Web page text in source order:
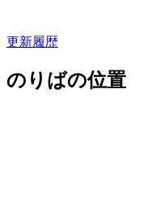
更新履歴
のりばの位置